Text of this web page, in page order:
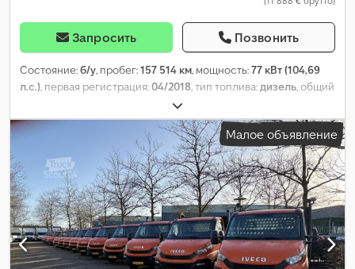
Запросить Позвонить
Состояние:б/у, пробег:157 514 км, мощность:77 кВт (104,69
л.с.) , первая регистрация:04/2018 , тип топлива:дизель , общий
, тип передачи:
количество мест:3, длина грузового отсека:3 200 мм, ширина
пространства для загрузки:
2 150 мм, Год выпуска:2017,
ABS, сажевый фильтр, центральный замок,
электронная программа стабилизации (ESP),
Малое объявление